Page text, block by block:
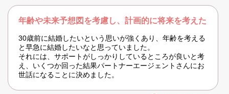
年齢や未来予想図を考慮し、計画的に将来を考えた
30歳前に結婚したいという思いが強くあり、年齢を考える
と早急に結婚したいなと思っていました。
それには、サポートがしっかりしているところが良いと考
え、いくつか回った結果パートナーエージェントさんにお
世話になることに決めました。